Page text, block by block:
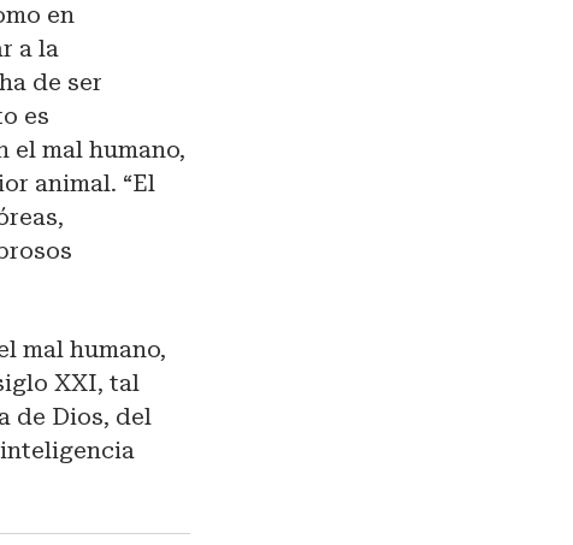
en
a la
de ser
es
el mal humano,
animal. “El
mal humano,
XXI, tal
de Dios, del